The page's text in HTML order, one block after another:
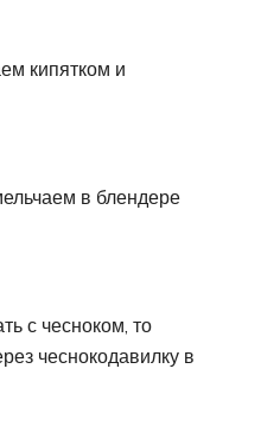
кипятком и
в блендере
с чесноком, то
чеснокодавилку в